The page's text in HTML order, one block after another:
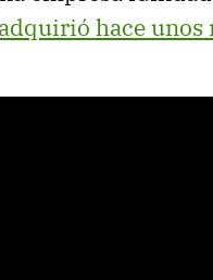
adquirió hace unos